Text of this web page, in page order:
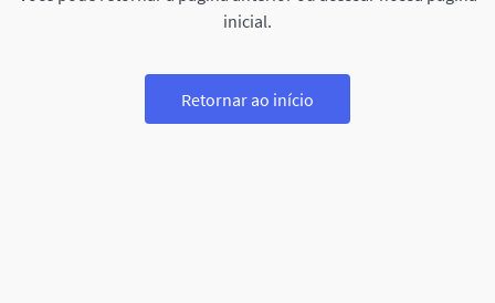
inicial.
Retornar ao início